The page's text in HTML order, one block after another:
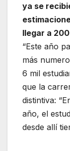
ya se
llegar a
“Este año
más
6 mil
que la
distintiva:
año, el
desde allí